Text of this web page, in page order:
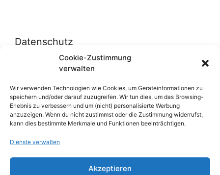
Cookie-Zustimmung
verwalten
Wir verwenden Technologien wie Cookies, um Geräteinformationen zu
speichern und/oder darauf zuzugreifen. Wir tun dies, um das Browsing-
Erlebnis zu verbessern und um (nicht) personalisierte Werbung
anzuzeigen. Wenn du nicht zustimmst oder die Zustimmung widerrufst,
kann dies bestimmte Merkmale und Funktionen beeinträchtigen.
Dienste verwalten
Akzeptieren
Datenschutz
Datenschutzerklärung
Cookie-Richtlinie (EU)
Über uns
Impressum
Werben auf inn-sider